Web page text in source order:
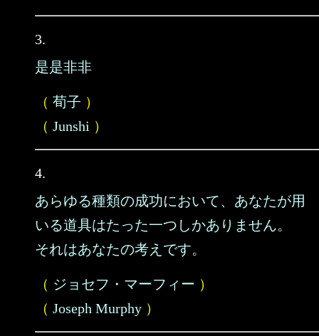
3.
是是非非
（ 荀子 ）
（ Junshi ）
4.
あらゆる種類の成功において、あなたが用
いる道具はたった一つしかありません。
それはあなたの考えです。
（ ジョセフ・マーフィー ）
（ Joseph Murphy ）